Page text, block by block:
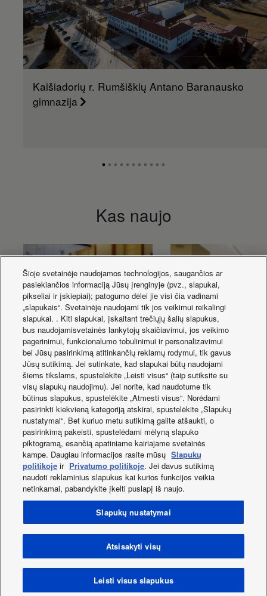
Kaišiadorių r. Rumšiškių Antano Baranausko
gimnazija
Kas naujo
Solutions for
Restaurants.
Solutions for
Facebook Instagram Youtube
Susisiekite su mums
Svetainės žemėlapis
Naudojimo sąlygos
Privatumo politika
Slapukų naudojimo politika
Data act
Naujienos
Energijos etiketės
Šalis / Kalba
Autorių teisės © 2026 Panasonic Marketing Europe GmbH.
Visos teisės saugomos.
Šioje svetainėje naudojamos technologijos, saugančios ar
pasiekiančios informaciją Jūsų įrenginyje (pvz., slapukai,
pikseliai ir įskiepiai); patogumo dėlei jie visi čia vadinami
„slapukais“. Svetainėje naudojami tik jos veikimui reikalingi
slapukai. . Kiti slapukai, įskaitant trečiųjų šalių slapukus,
bus naudojamisvetainės lankytojų skaičiavimui, jos veikimo
pagerinimui, funkcionalumo tobulinimui ir personalizavimui
bei Jūsų pasirinkimą atitinkančių reklamų rodymui, tik gavus
Jūsų sutikimą. Jei sutinkate, kad slapukai būtų naudojami
šiems tikslams, spustelėkite „Leisti visus“ (taip sutiksite su
visų slapukų naudojimu). Jei norite, kad naudotume tik
būtinus slapukus, spustelėkite „Atmesti visus“. Norėdami
pasirinkti kiekvieną kategoriją atskirai, spustelėkite „Slapukų
nustatymai“. Bet kuriuo metu sutikimą galite atšaukti, o
pasirinkimą pakeisti, spustelėdami mėlyną slapuko
piktogramą, esančią apatiniame kairiajame svetainės
kampe. Daugiau informacijos rasite mūsų Slapukų
politikoje ir Privatumo politikoje. Jei davus sutikimą
naudoti reklaminius slapukus kai kurios funkcijos veikia
netinkamai, pabandykite įkelti puslapį iš naujo.
Slapukų nustatymai
Atsisakyti visų
Leisti visus slapukus